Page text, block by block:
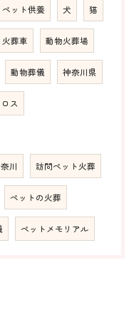
ペット供養 犬 猫
火葬車 動物火葬場
動物葬儀 神奈川県
ス
川 訪問ペット火葬
ペットの火葬
ペットメモリアル